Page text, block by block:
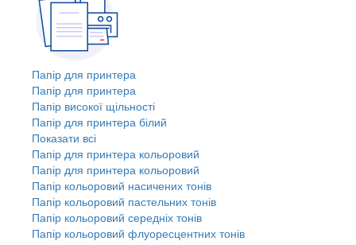
Папір для принтера
Папір для принтера
Папір високої щільності
Папір для принтера білий
Показати всі
Папір для принтера кольоровий
Папір для принтера кольоровий
Папір кольоровий насичених тонів
Папір кольоровий пастельних тонів
Папір кольоровий середніх тонів
Папір кольоровий флуоресцентних тонів